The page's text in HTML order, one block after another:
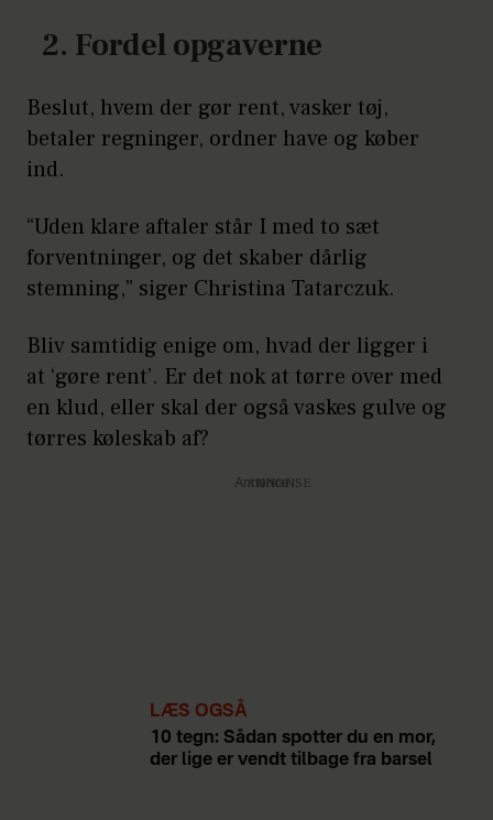
2. Fordel opgaverne
Beslut, hvem der gør rent, vasker tøj,
betaler regninger, ordner have og køber
ind.
“Uden klare aftaler står I med to sæt
forventninger, og det skaber dårlig
stemning,” siger Christina Tatarczuk.
Bliv samtidig enige om, hvad der ligger i
at ‘gøre rent’. Er det nok at tørre over med
en klud, eller skal der også vaskes gulve og
tørres køleskab af?
Annonce
LÆS OGSÅ
10 tegn: Sådan spotter du en mor,
der lige er vendt tilbage fra barsel